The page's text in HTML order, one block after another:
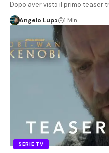
Dopo aver visto il primo teaser
Angelo Lupo 1 Min
SERIE TV